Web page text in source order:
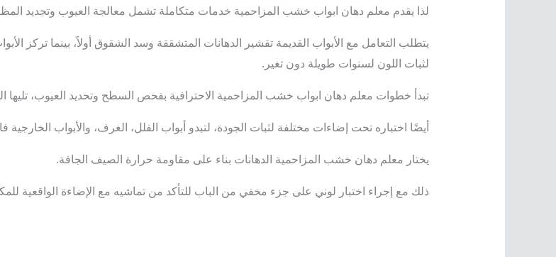
لذا يقدم معلم دهان ابواب خشب المزاحمية خدمات متكاملة تشمل معالجة العيوب وتجديد
​يتطلب التعامل مع الأبواب القديمة تقشير الدهانات المتشققة وسد الشقوق أولاً، بينما تركز
لثبات اللون لسنوات طويلة دون تغير.
​تبدأ خطوات معلم دهان ابواب خشب المزاحمية الاحترافية بفحص السطح وتحديد العيوب، تليها
أيضًا اختباره تحت إضاءات مختلفة لثبات الجودة، لتبدو أبواب الفلل، الغرف، والأبواب الخارجية
​يختار معلم دهان خشب المزاحمية الدهانات بناء على مقاومة حرارة الصيف الجافة.
ذلك مع إجراء اختبار لوني على جزء مخفي من الباب للتأكد من تماشيه مع الإضاءة الواقعية